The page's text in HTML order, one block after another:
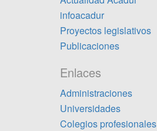
infoacadur
Proyectos legislativos
Publicaciones
Enlaces
Administraciones
Universidades
Colegios profesionales